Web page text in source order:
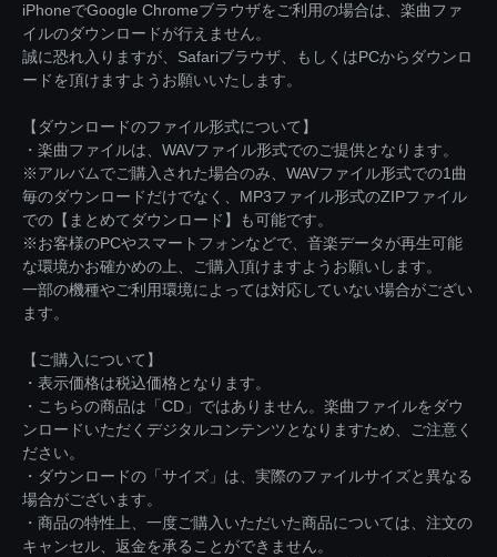
iPhoneでGoogle Chromeブラウザをご利用の場合は、楽曲ファ
イルのダウンロードが行えません。
誠に恐れ入りますが、Safariブラウザ、もしくはPCからダウンロ
ードを頂けますようお願いいたします。
【ダウンロードのファイル形式について】
・楽曲ファイルは、WAVファイル形式でのご提供となります。
※アルバムでご購入された場合のみ、WAVファイル形式での1曲
毎のダウンロードだけでなく、MP3ファイル形式のZIPファイル
での【まとめてダウンロード】も可能です。
※お客様のPCやスマートフォンなどで、音楽データが再生可能
な環境かお確かめの上、ご購入頂けますようお願いします。
一部の機種やご利用環境によっては対応していない場合がござい
ます。
【ご購入について】
・表示価格は税込価格となります。
・こちらの商品は「CD」ではありません。楽曲ファイルをダウ
ンロードいただくデジタルコンテンツとなりますため、ご注意く
ださい。
・ダウンロードの「サイズ」は、実際のファイルサイズと異なる
場合がございます。
・商品の特性上、一度ご購入いただいた商品については、注文の
キャンセル、返金を承ることができません。